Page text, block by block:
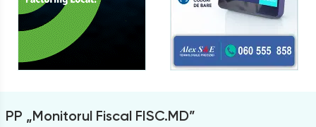
PP „Monitorul Fiscal FISC.MD”